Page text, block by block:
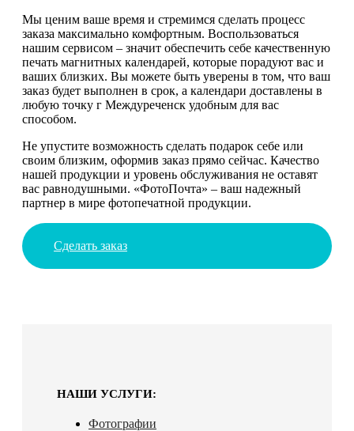
Мы ценим ваше время и стремимся сделать процесс
заказа максимально комфортным. Воспользоваться
нашим сервисом – значит обеспечить себе качественную
печать магнитных календарей, которые порадуют вас и
ваших близких. Вы можете быть уверены в том, что ваш
заказ будет выполнен в срок, а календари доставлены в
любую точку г Междуреченск удобным для вас
способом.
Не упустите возможность сделать подарок себе или
своим близким, оформив заказ прямо сейчас. Качество
нашей продукции и уровень обслуживания не оставят
вас равнодушными. «ФотоПочта» – ваш надежный
партнер в мире фотопечатной продукции.
Сделать заказ
НАШИ УСЛУГИ:
Фотографии